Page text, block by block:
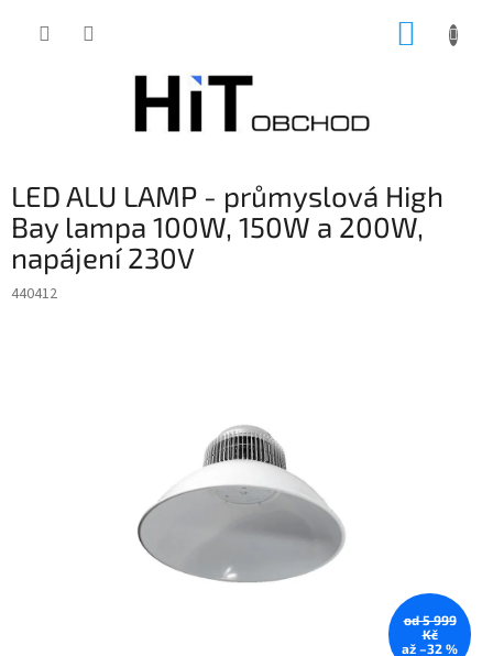
LED ALU LAMP - průmyslová High
Bay lampa 100W, 150W a 200W,
napájení 230V
440412
od 5 999
Kč
až –32 %